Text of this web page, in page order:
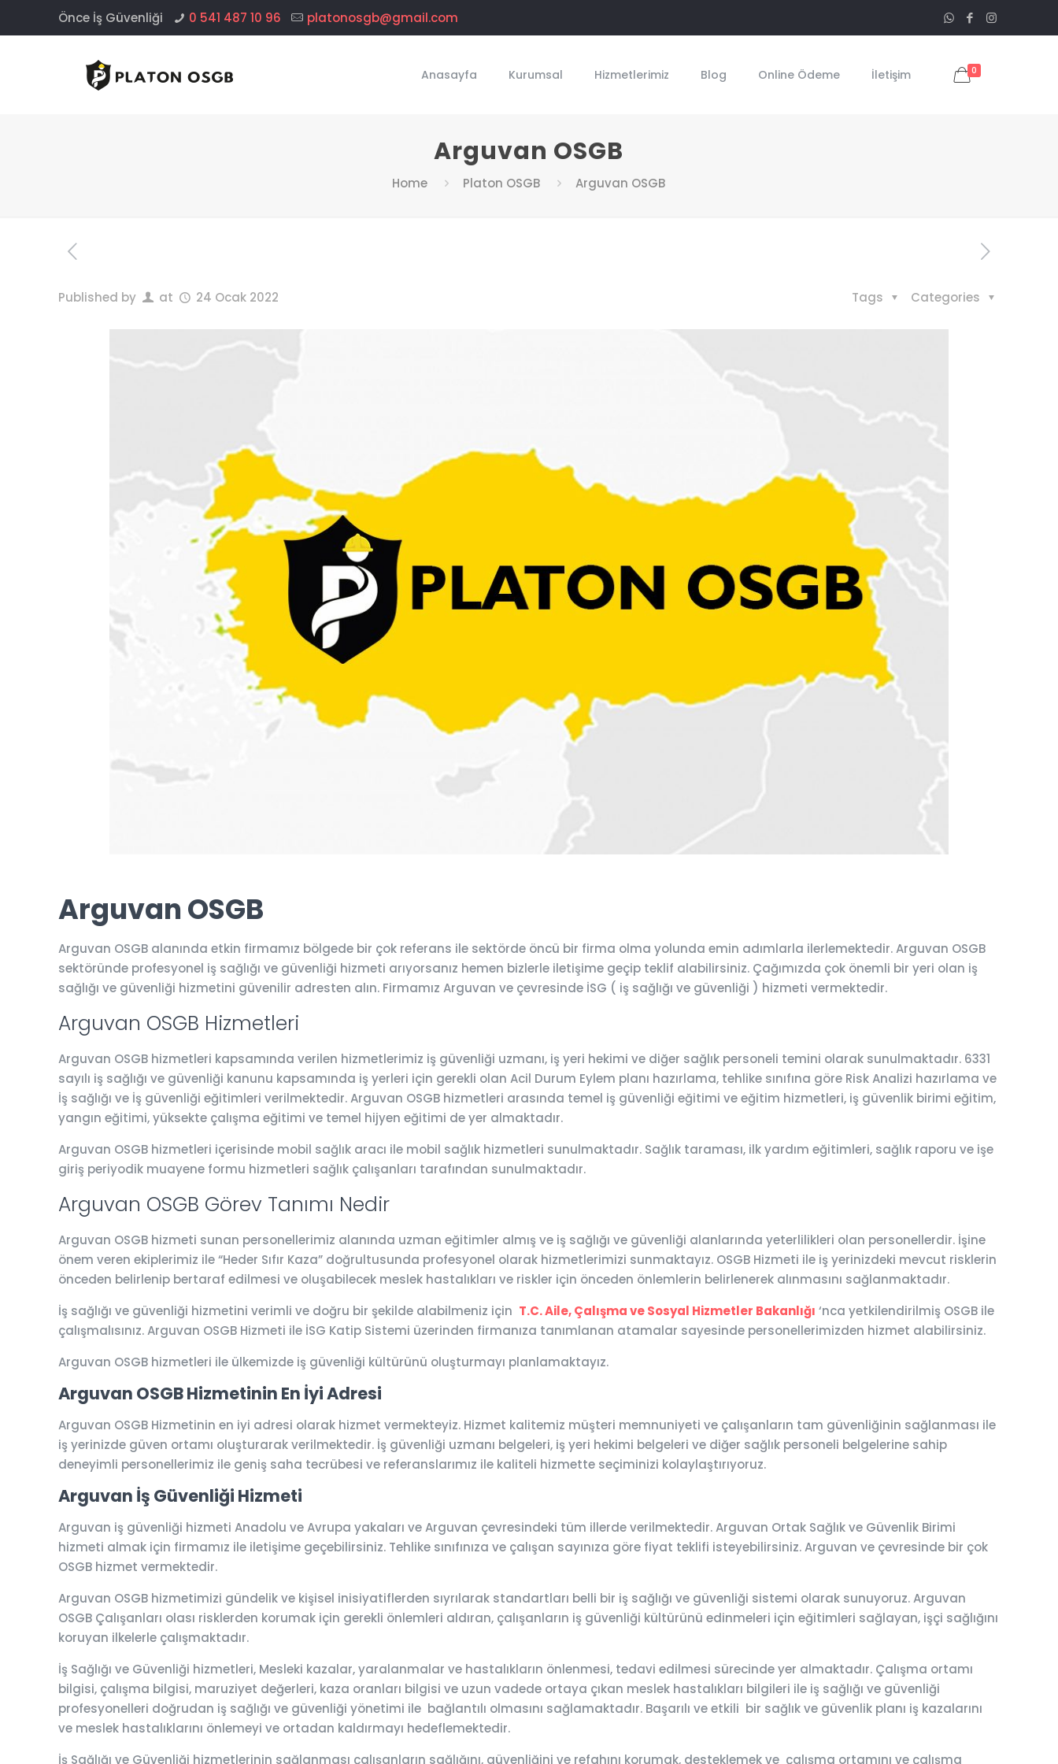
Önce İş Güvenliği 0 541 487 10 96 platonosgb@gmail.com
Anasayfa Kurumsal Hizmetlerimiz Blog Online Ödeme İletişim 0
Arguvan OSGB
Home Platon OSGB Arguvan OSGB
Published by at 24 Ocak 2022 Categories
Tags
Arguvan OSGB
Arguvan OSGB alanında etkin firmamız bölgede bir çok referans ile sektörde öncü bir firma olma yolunda emin adımlarla ilerlemektedir. Arguvan OSGB
sektöründe profesyonel iş sağlığı ve güvenliği hizmeti arıyorsanız hemen bizlerle iletişime geçip teklif alabilirsiniz. Çağımızda çok önemli bir yeri olan iş
sağlığı ve güvenliği hizmetini güvenilir adresten alın. Firmamız Arguvan ve çevresinde İSG ( iş sağlığı ve güvenliği ) hizmeti vermektedir.
Arguvan OSGB Hizmetleri
Arguvan OSGB hizmetleri kapsamında verilen hizmetlerimiz iş güvenliği uzmanı, iş yeri hekimi ve diğer sağlık personeli temini olarak sunulmaktadır. 6331
sayılı iş sağlığı ve güvenliği kanunu kapsamında iş yerleri için gerekli olan Acil Durum Eylem planı hazırlama, tehlike sınıfına göre Risk Analizi hazırlama ve
İş sağlığı ve İş güvenliği eğitimleri verilmektedir. Arguvan OSGB hizmetleri arasında temel iş güvenliği eğitimi ve eğitim hizmetleri, iş güvenlik birimi eğitim,
yangın eğitimi, yüksekte çalışma eğitimi ve temel hijyen eğitimi de yer almaktadır.
Arguvan OSGB hizmetleri içerisinde mobil sağlık aracı ile mobil sağlık hizmetleri sunulmaktadır. Sağlık taraması, ilk yardım eğitimleri, sağlık raporu ve işe
giriş periyodik muayene formu hizmetleri sağlık çalışanları tarafından sunulmaktadır.
Arguvan OSGB Görev Tanımı Nedir
Arguvan OSGB hizmeti sunan personellerimiz alanında uzman eğitimler almış ve iş sağlığı ve güvenliği alanlarında yeterlilikleri olan personellerdir. İşine
önem veren ekiplerimiz ile “Heder Sıfır Kaza” doğrultusunda profesyonel olarak hizmetlerimizi sunmaktayız. OSGB Hizmeti ile iş yerinizdeki mevcut risklerin
önceden belirlenip bertaraf edilmesi ve oluşabilecek meslek hastalıkları ve riskler için önceden önlemlerin belirlenerek alınmasını sağlanmaktadır.
İş sağlığı ve güvenliği hizmetini verimli ve doğru bir şekilde alabilmeniz için T.C. Aile, Çalışma ve Sosyal Hizmetler Bakanlığı ‘nca yetkilendirilmiş OSGB ile
çalışmalısınız. Arguvan OSGB Hizmeti ile İSG Katip Sistemi üzerinden firmanıza tanımlanan atamalar sayesinde personellerimizden hizmet alabilirsiniz.
Arguvan OSGB hizmetleri ile ülkemizde iş güvenliği kültürünü oluşturmayı planlamaktayız.
Arguvan OSGB Hizmetinin En İyi Adresi
Arguvan OSGB Hizmetinin en iyi adresi olarak hizmet vermekteyiz. Hizmet kalitemiz müşteri memnuniyeti ve çalışanların tam güvenliğinin sağlanması ile
iş yerinizde güven ortamı oluşturarak verilmektedir. İş güvenliği uzmanı belgeleri, iş yeri hekimi belgeleri ve diğer sağlık personeli belgelerine sahip
deneyimli personellerimiz ile geniş saha tecrübesi ve referanslarımız ile kaliteli hizmette seçiminizi kolaylaştırıyoruz.
Arguvan İş Güvenliği Hizmeti
Arguvan iş güvenliği hizmeti Anadolu ve Avrupa yakaları ve Arguvan çevresindeki tüm illerde verilmektedir. Arguvan Ortak Sağlık ve Güvenlik Birimi
hizmeti almak için firmamız ile iletişime geçebilirsiniz. Tehlike sınıfınıza ve çalışan sayınıza göre fiyat teklifi isteyebilirsiniz. Arguvan ve çevresinde bir çok
OSGB hizmet vermektedir.
Arguvan OSGB hizmetimizi gündelik ve kişisel inisiyatiflerden sıyrılarak standartları belli bir iş sağlığı ve güvenliği sistemi olarak sunuyoruz. Arguvan
OSGB Çalışanları olası risklerden korumak için gerekli önlemleri aldıran, çalışanların iş güvenliği kültürünü edinmeleri için eğitimleri sağlayan, işçi sağlığını
koruyan ilkelerle çalışmaktadır.
İş Sağlığı ve Güvenliği hizmetleri, Mesleki kazalar, yaralanmalar ve hastalıkların önlenmesi, tedavi edilmesi sürecinde yer almaktadır. Çalışma ortamı
bilgisi, çalışma bilgisi, maruziyet değerleri, kaza oranları bilgisi ve uzun vadede ortaya çıkan meslek hastalıkları bilgileri ile iş sağlığı ve güvenliği
profesyonelleri doğrudan iş sağlığı ve güvenliği yönetimi ile bağlantılı olmasını sağlamaktadır. Başarılı ve etkili bir sağlık ve güvenlik planı iş kazalarını
ve meslek hastalıklarını önlemeyi ve ortadan kaldırmayı hedeflemektedir.
İş Sağlığı ve Güvenliği hizmetlerinin sağlanması çalışanların sağlığını, güvenliğini ve refahını korumak, desteklemek ve çalışma ortamını ve çalışma